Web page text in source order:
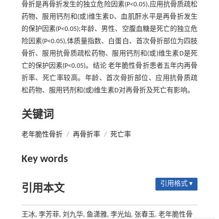
骨折是再骨折发生的独立危险因素(P<0.05),应用抗骨质疏松
药物、服用钙剂和(或)维生素D、血肌酐水平是再骨折发生
的保护因素(P<0.05);年龄、男性、空腹血糖是死亡的独立危
险因素(P<0.05),体质量指数、白蛋白、首次骨折部位为四肢
骨折、服用抗骨质疏松药物、服用钙剂和(或)维生素D是死
亡的保护因素(P<0.05)。结论 老年脆性骨折患者五年内再骨
折率、死亡率较高。年龄、首次骨折部位、应用抗骨质疏
松药物、服用钙剂和(或)维生素D对再骨折及死亡有影响。
关键词
老年脆性骨折 / 再骨折率 / 死亡率
Key words
引用本文 引用格式 ▾
王冰, 李芳菲, 刘九华, 鱼潇雅, 李光灿, 张春玉. 老年脆性骨